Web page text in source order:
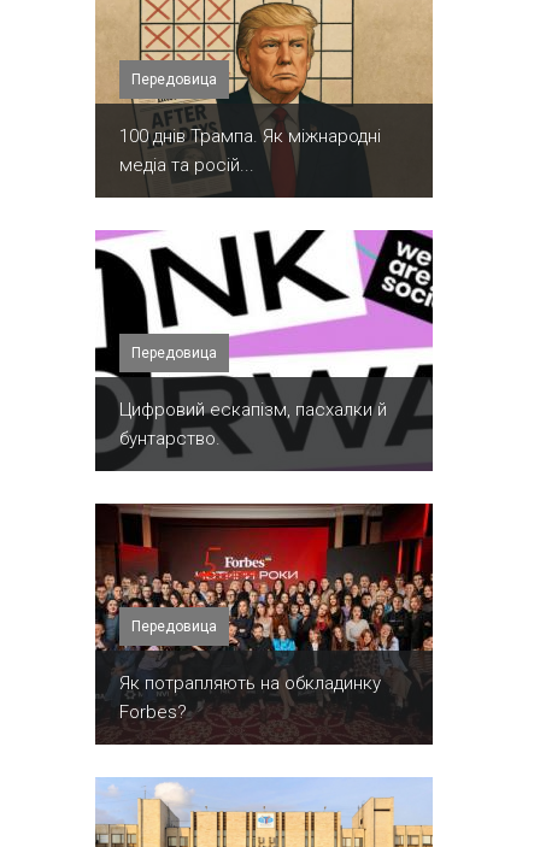
Передовица
100 днів Трампа. Як міжнародні
медіа та росій...
Передовица
​Цифровий ескапізм, пасхалки й
бунтарство.
Передовица
​Як потрапляють на обкладинку
Forbes?